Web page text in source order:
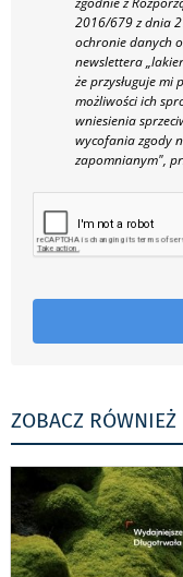
2016/679 z dnia
ochronie danych
newslettera
że przysługuje
możliwości ich
wniesienia
wycofania zgody
zapomnianym",
ZOBACZ